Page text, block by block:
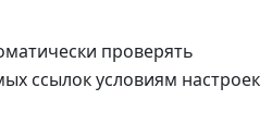
проверять
ссылок условиям настроек